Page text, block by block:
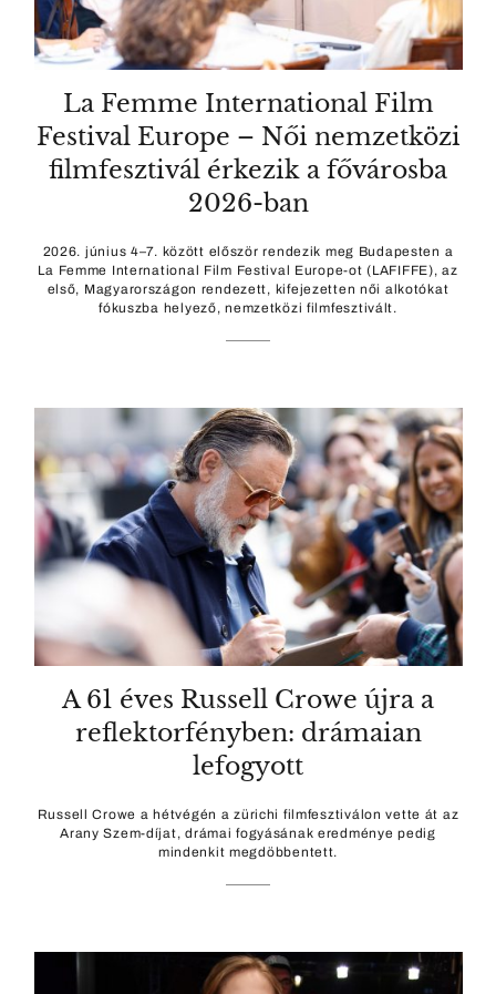
La Femme International Film
Festival Europe – Női nemzetközi
filmfesztivál érkezik a fővárosba
2026-ban
2026. június 4–7. között először rendezik meg Budapesten a
La Femme International Film Festival Europe-ot (LAFIFFE), az
első, Magyarországon rendezett, kifejezetten női alkotókat
fókuszba helyező, nemzetközi filmfesztivált.
A 61 éves Russell Crowe újra a
reflektorfényben: drámaian
lefogyott
Russell Crowe a hétvégén a zürichi filmfesztiválon vette át az
Arany Szem-díjat, drámai fogyásának eredménye pedig
mindenkit megdöbbentett.